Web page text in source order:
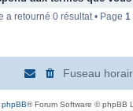
a retourné 0 résultat • Page 1
Fuseau
phpBB® Forum Software © phpBB